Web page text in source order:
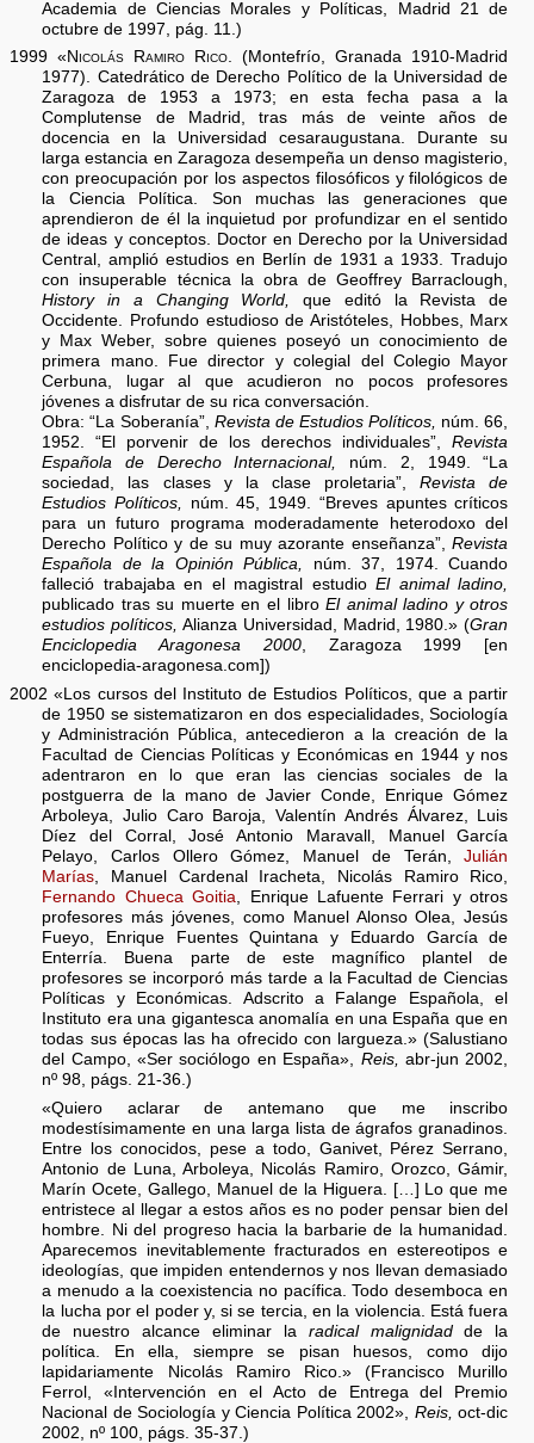
Academia de Ciencias Morales y Políticas, Madrid 21 de
octubre de 1997, pág. 11.)
1999 « Nicolás Ramiro Rico. (Montefrío, Granada 1910-Madrid
1977). Catedrático de Derecho Político de la Universidad de
Zaragoza de 1953 a 1973; en esta fecha pasa a la
Complutense de Madrid, tras más de veinte años de
docencia en la Universidad cesaraugustana. Durante su
larga estancia en Zaragoza desempeña un denso magisterio,
con preocupación por los aspectos filosóficos y filológicos de
la Ciencia Política. Son muchas las generaciones que
aprendieron de él la inquietud por profundizar en el sentido
de ideas y conceptos. Doctor en Derecho por la Universidad
Central, amplió estudios en Berlín de 1931 a 1933. Tradujo
con insuperable técnica la obra de Geoffrey Barraclough,
History in a Changing World, que editó la Revista de
Occidente. Profundo estudioso de Aristóteles, Hobbes, Marx
y Max Weber, sobre quienes poseyó un conocimiento de
primera mano. Fue director y colegial del Colegio Mayor
Cerbuna, lugar al que acudieron no pocos profesores
jóvenes a disfrutar de su rica conversación.
Obra: “La Soberanía”, Revista de Estudios Políticos, núm. 66,
1952. “El porvenir de los derechos individuales”,Revista
Española de Derecho Internacional, núm. 2, 1949. “La
sociedad, las clases y la clase proletaria”,Revista de
Estudios Políticos, núm. 45, 1949. “Breves apuntes críticos
para un futuro programa moderadamente heterodoxo del
Derecho Político y de su muy azorante enseñanza”,Revista
Española de la Opinión Pública, núm. 37, 1974. Cuando
falleció trabajaba en el magistral estudioEl animal ladino,
publicado tras su muerte en el libroEl animal ladino y otros
estudios políticos, Alianza Universidad, Madrid, 1980.» (Gran
Enciclopedia Aragonesa 2000, Zaragoza 1999 [en
enciclopedia-aragonesa.com])
2002 «Los cursos del Instituto de Estudios Políticos, que a partir
de 1950 se sistematizaron en dos especialidades, Sociología
y Administración Pública, antecedieron a la creación de la
Facultad de Ciencias Políticas y Económicas en 1944 y nos
adentraron en lo que eran las ciencias sociales de la
postguerra de la mano de Javier Conde, Enrique Gómez
Arboleya, Julio Caro Baroja, Valentín Andrés Álvarez, Luis
Díez del Corral, José Antonio Maravall, Manuel García
Pelayo, Carlos Ollero Gómez, Manuel de Terán,Julián
Marías, Manuel Cardenal Iracheta, Nicolás Ramiro Rico,
Fernando Chueca Goitia, Enrique Lafuente Ferrari y otros
profesores más jóvenes, como Manuel Alonso Olea, Jesús
Fueyo, Enrique Fuentes Quintana y Eduardo García de
Enterría. Buena parte de este magnífico plantel de
profesores se incorporó más tarde a la Facultad de Ciencias
Políticas y Económicas. Adscrito a Falange Española, el
Instituto era una gigantesca anomalía en una España que en
todas sus épocas las ha ofrecido con largueza.» (Salustiano
del Campo, «Ser sociólogo en España», Reis, abr-jun 2002,
nº 98, págs. 21-36.)
«Quiero aclarar de antemano que me inscribo
modestísimamente en una larga lista de ágrafos granadinos.
Entre los conocidos, pese a todo, Ganivet, Pérez Serrano,
Antonio de Luna, Arboleya, Nicolás Ramiro, Orozco, Gámir,
Marín Ocete, Gallego, Manuel de la Higuera. […] Lo que me
entristece al llegar a estos años es no poder pensar bien del
hombre. Ni del progreso hacia la barbarie de la humanidad.
Aparecemos inevitablemente fracturados en estereotipos e
ideologías, que impiden entendernos y nos llevan demasiado
a menudo a la coexistencia no pacífica. Todo desemboca en
la lucha por el poder y, si se tercia, en la violencia. Está fuera
de nuestro alcance eliminar la radical malignidadde la
política. En ella, siempre se pisan huesos, como dijo
lapidariamente Nicolás Ramiro Rico.» (Francisco Murillo
Ferrol, «Intervención en el Acto de Entrega del Premio
Nacional de Sociología y Ciencia Política 2002», Reis, oct-dic
2002, nº 100, págs. 35-37.)